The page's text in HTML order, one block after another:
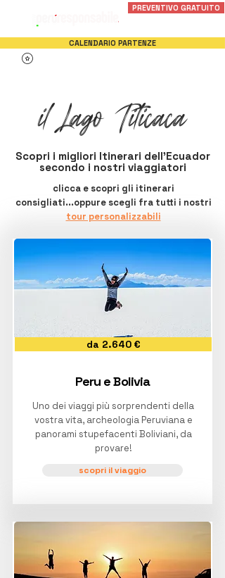
PREVENTIVO GRATUITO
CALENDARIO PARTENZE
il Lago Titicaca
Scopri i migliori Itinerari dell'Ecuador
secondo i nostri viaggiatori
clicca e scopri gli itinerari
consigliati...oppure scegli fra tutti i nostri
tour personalizzabili
da 2.640 €
Peru e Bolivia
Uno dei viaggi più sorprendenti della
vostra vita, archeologia Peruviana e
panorami stupefacenti Boliviani, da
provare!
scopri il viaggio